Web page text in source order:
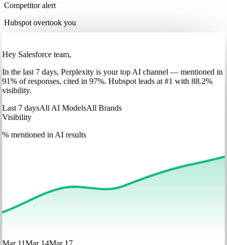
Competitor alert
Hubspot overtook you
Hey Salesforce team,
Inthe last 7 days, Perplexityis your top AI channel — mentioned in
91% of responses, cited in 97%. Hubspotleads at #1 with 88.2%
visibility.
Last 7 daysAll AI ModelsAll Brands
Visibility
% mentioned in AI results
Mar 11Mar 14Mar 17